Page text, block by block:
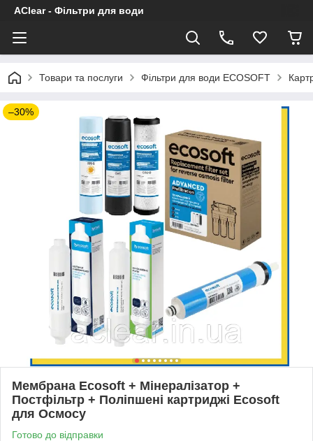
AClear - Фільтри для води
Товари та послуги Фільтри для води ECOSOFT
–30%
Мембрана Ecosoft + Мінералізатор +
Постфільтр + Поліпшені картриджі Ecosoft
для Осмосу
Готово до відправки